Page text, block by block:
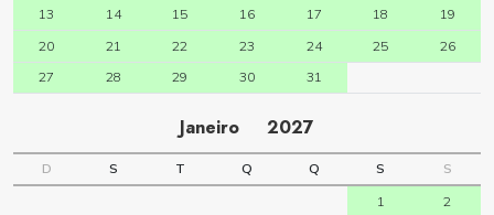
13
14 15 16 17 18
19
20
21 22 23 24 25
26
27
28 29 30 31
Janeiro 2027
D S T Q Q S
S
1
2